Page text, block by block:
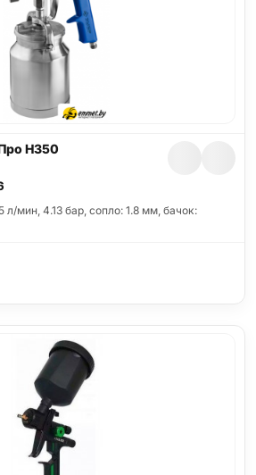
Н350
л/мин, 4.13 бар, сопло: 1.8 мм, бачок: